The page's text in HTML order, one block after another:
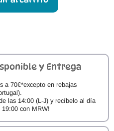
y Entrega
a 70€*excepto en rebajas
las 14:00 (L-J) y recíbelo al día
con MRW!